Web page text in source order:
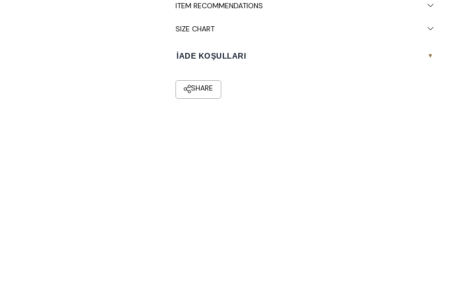
ITEM RECOMMENDATIONS
SIZE CHART
İADE KOŞULLARI ▾